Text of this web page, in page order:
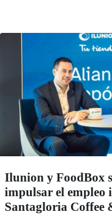
Ilunion y FoodBox
impulsar el empleo
Santagloria Coffee